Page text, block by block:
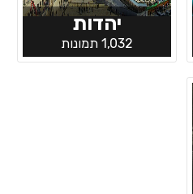
יהדות
1,032 תמונות